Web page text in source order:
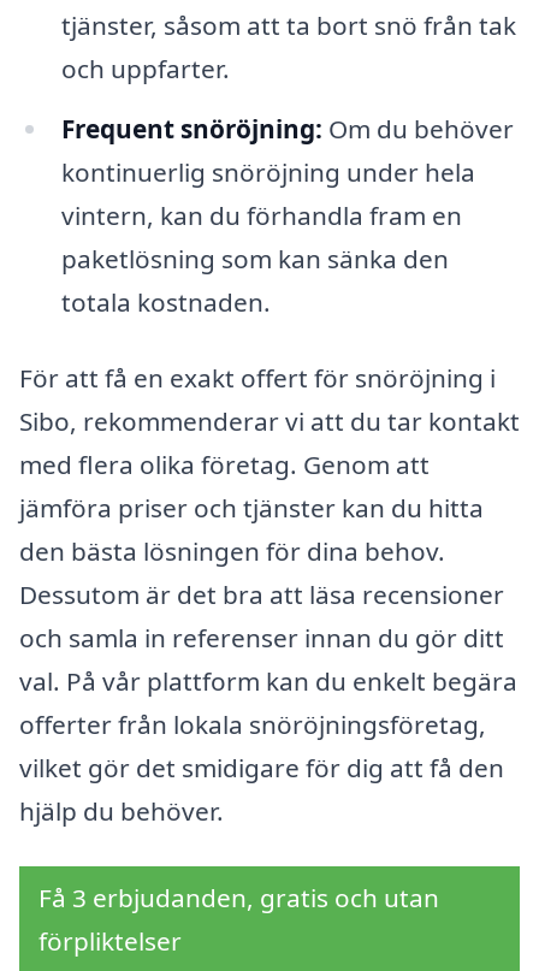
tjänster, såsom att ta bort snö från tak
och uppfarter.
Frequent snöröjning: Om du behöver
kontinuerlig snöröjning under hela
vintern, kan du förhandla fram en
paketlösning som kan sänka den
totala kostnaden.
För att få en exakt offert för snöröjning i
Sibo, rekommenderar vi att du tar kontakt
med flera olika företag. Genom att
jämföra priser och tjänster kan du hitta
den bästa lösningen för dina behov.
Dessutom är det bra att läsa recensioner
och samla in referenser innan du gör ditt
val. På vår plattform kan du enkelt begära
offerter från lokala snöröjningsföretag,
vilket gör det smidigare för dig att få den
hjälp du behöver.
Få 3 erbjudanden, gratis och utan
förpliktelser